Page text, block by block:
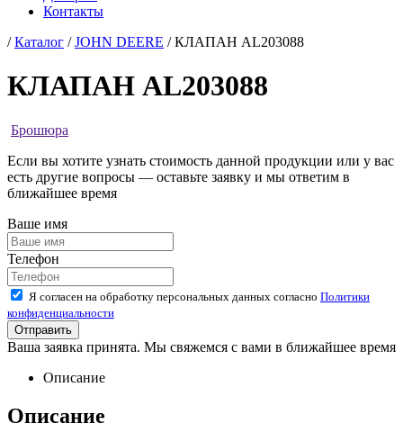
Контакты
/Каталог /JOHN DEERE / КЛАПАН AL203088
КЛАПАН AL203088
Брошюра
Если вы хотите узнать стоимость данной продукции или у вас
есть другие вопросы — оставьте заявку и мы ответим в
ближайшее время
Ваше имя
Телефон
Я согласен на обработку персональных данных согласно Политики
конфиденциальности
Ваша заявка принята. Мы свяжемся с вами в ближайшее время
Описание
Описание